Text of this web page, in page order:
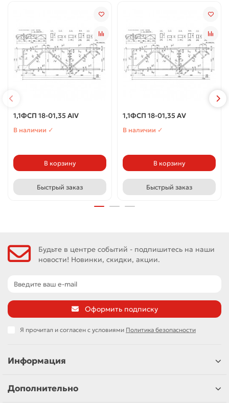
1,1ФСП 18-01,35 АIV
В наличии ✓
В корзину
Быстрый заказ
1,1ФСП 18-01,35 АV
В наличии ✓
В корзину
Быстрый заказ
Будьте в центре событий - подпишитесь на наши
новости! Новинки, скидки, акции.
Оформить подписку
Я прочитал и согласен с условиями Политика безопасности
Информация
Дополнительно